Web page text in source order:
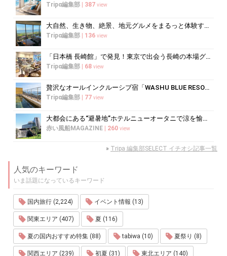
Tripα編集部 | 387 view
大自然、生き物、絶景、地元グルメをまるっと体験する「湘南西エリア」
Tripα編集部 | 136 view
「日本橋 長崎館」で発見！東京で出会う長崎の本場グルメ＆名産品巡り
Tripα編集部 | 68 view
贅沢なオールインクルーシブ宿「WASHU BLUE RESORT 風籠」で...
Tripα編集部 | 77 view
大都会にある“避暑地”ホテルニューオータニで涼を愉しむ
赤い風船MAGAZINE | 260 view
» Tripa 編集部SELECT イチオシ記事一覧
人気のキーワード
いま話題になっているキーワード
国内旅行 (2,224) イベント情報 (13)
関東エリア (407) 夏 (116)
夏の国内おすすめ特集 (88) tabiwa (10) 夏祭り (8)
関西エリア (239) 初夏 (31) 東北エリア (140)